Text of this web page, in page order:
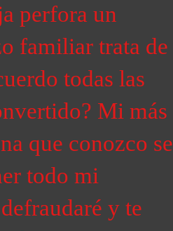
perfora un
familiar trata de
todas las
Mi más
que conozco se
todo mi
y te